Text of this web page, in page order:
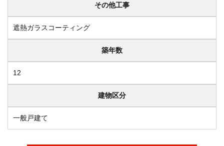
その他工事
遮熱ガラスコーティング
築年数
12
建物区分
一般戸建て